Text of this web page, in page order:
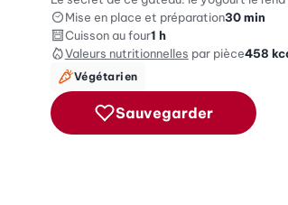
Mise en place et préparation30 min
Cuisson au four1 h
Valeurs nutritionnelles par pièce458
Végétarien
Sauvegarder